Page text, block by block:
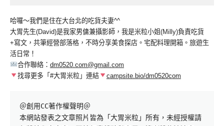
哈囉～我們是住在大台北的吃貨夫妻^^
大胃先生(David)是我家男傭兼攝影師，我是米粒小姐(Milly)負責吃貨
+寫文，共筆經營部落格，不時分享美食探店。宅配料理開箱。旅遊生
活日常！
合作聯絡： dm0520.com@gmail.com
找尋更多「#大胃米粒」連結
campsite.bio/dm0520com
＠創用CC著作權聲明＠
本網站發表之文章照片皆為「大胃米粒」所有，未經授權請